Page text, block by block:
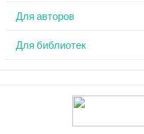
Для авторов
Для библиотек
Индексация